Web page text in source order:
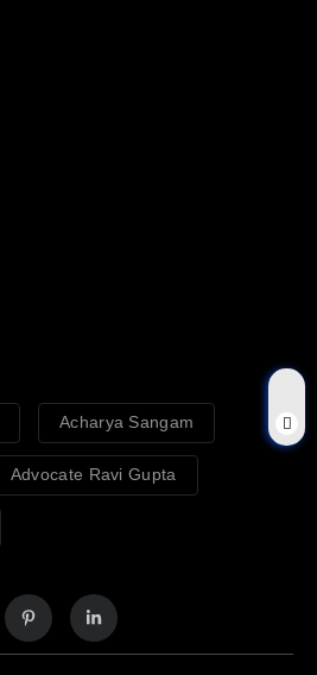
Acharya Sangam
Advocate Ravi Gupta